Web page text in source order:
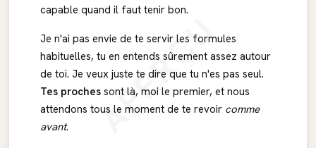
APERÇU
capable quand il faut tenir bon.
Je n'ai pas envie de te servir les formules
habituelles, tu en entends sûrement assez autour
de toi. Je veux juste te dire que tu n'es pas seul.
Tes proches sont là, moi le premier, et nous
attendons tous le moment de te revoir comme
avant.